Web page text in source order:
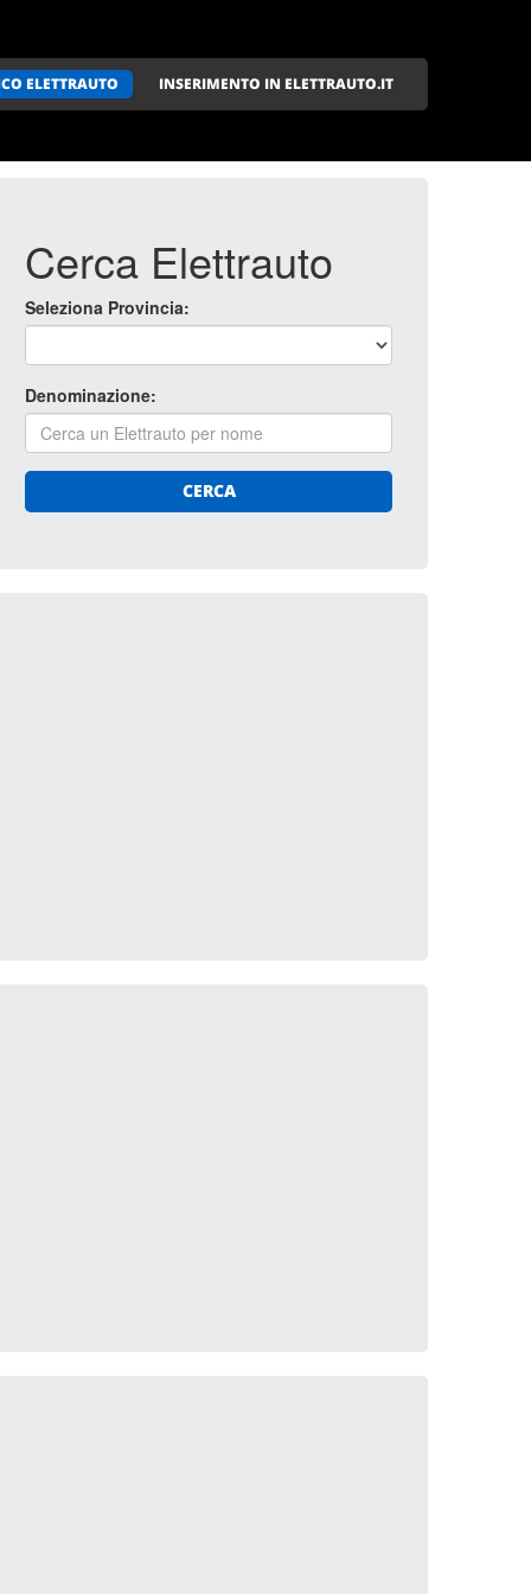
ELETTRAUTO INSERIMENTO IN ELETTRAUTO.IT
Cerca Elettrauto
Seleziona Provincia:
Denominazione:
CERCA